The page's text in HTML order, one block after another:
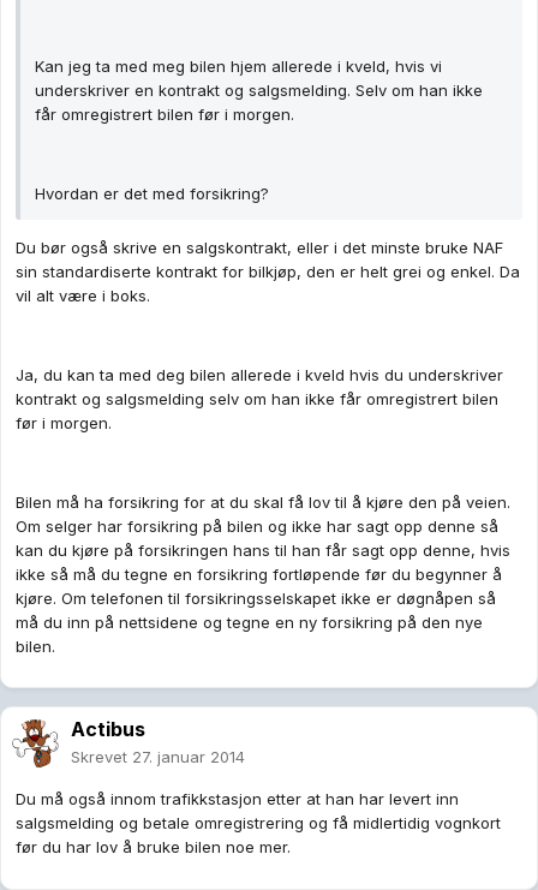
Kan jeg ta med meg bilen hjem allerede i kveld, hvis vi
underskriver en kontrakt og salgsmelding. Selv om han ikke
får omregistrert bilen før i morgen.
Hvordan er det med forsikring?
Du bør også skrive en salgskontrakt, eller i det minste bruke NAF
sin standardiserte kontrakt for bilkjøp, den er helt grei og enkel. Da
vil alt være i boks.
Ja, du kan ta med deg bilen allerede i kveld hvis du underskriver
kontrakt og salgsmelding selv om han ikke får omregistrert bilen
før i morgen.
Bilen må ha forsikring for at du skal få lov til å kjøre den på veien.
Om selger har forsikring på bilen og ikke har sagt opp denne så
kan du kjøre på forsikringen hans til han får sagt opp denne, hvis
ikke så må du tegne en forsikring fortløpende før du begynner å
kjøre. Om telefonen til forsikringsselskapet ikke er døgnåpen så
må du inn på nettsidene og tegne en ny forsikring på den nye
bilen.
Actibus
Skrevet 27. januar 2014
Du må også innom trafikkstasjon etter at han har levert inn
salgsmelding og betale omregistrering og få midlertidig vognkort
før du har lov å bruke bilen noe mer.